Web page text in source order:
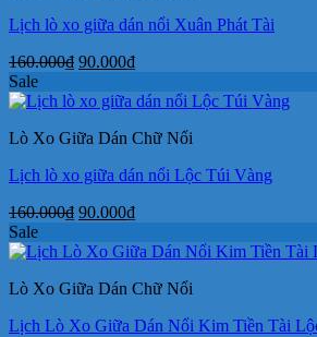
Lịch lò xo giữa dán nổi Xuân Phát Tài
160.000₫ Giá
là:
90.000₫Giá
tại
90.000₫.
Sale
Lò Xo Giữa Dán Chữ Nổi
Lịch lò xo giữa dán nổi Lộc Túi Vàng
160.000₫ Giá
là:
90.000₫Giá
tại
90.000₫.
Sale
Lò Xo Giữa Dán Chữ Nổi
Lịch Lò Xo Giữa Dán Nổi Kim Tiền Tài